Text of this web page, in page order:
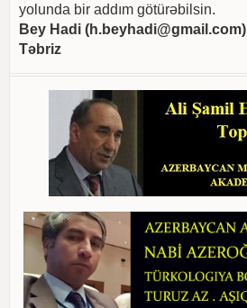
yolunda bir addım götürəbilsin.
Bey Hadi (h.beyhadi@gmail.com)
Təbriz